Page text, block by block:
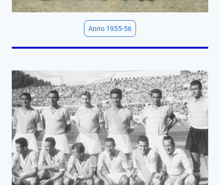
Anno 1955-56